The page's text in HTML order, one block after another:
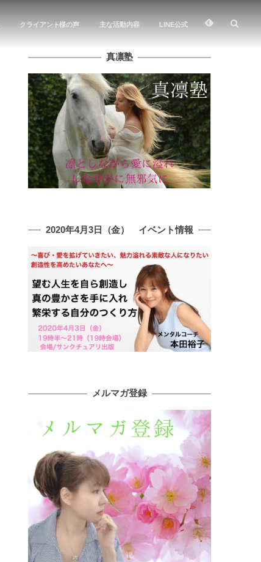
クライアント様の声 主な活動内容 LINE公式
真凛塾
2020年4月3日（金） イベント情報
メルマガ登録